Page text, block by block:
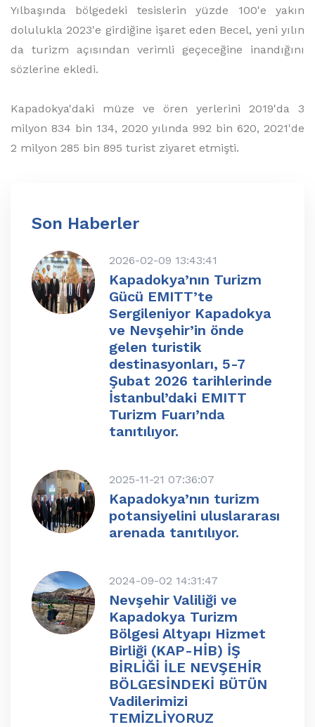
Yılbaşında bölgedeki tesislerin yüzde 100'e yakın
dolulukla 2023'e girdiğine işaret eden Becel, yeni yılın
da turizm açısından verimli geçeceğine inandığını
sözlerine ekledi.
Kapadokya'daki müze ve ören yerlerini 2019'da 3
milyon 834 bin 134, 2020 yılında 992 bin 620, 2021'de
2 milyon 285 bin 895 turist ziyaret etmişti.
Son Haberler
2026-02-09 13:43:41
Kapadokya’nın Turizm
Gücü EMITT’te
Sergileniyor Kapadokya
ve Nevşehir’in önde
gelen turistik
destinasyonları, 5-7
Şubat 2026 tarihlerinde
İstanbul’daki EMITT
Turizm Fuarı’nda
tanıtılıyor.
2025-11-21 07:36:07
Kapadokya’nın turizm
potansiyelini uluslararası
arenada tanıtılıyor.
2024-09-02 14:31:47
Nevşehir Valiliği ve
Kapadokya Turizm
Bölgesi Altyapı Hizmet
Birliği (KAP-HİB) İŞ
BİRLİĞİ İLE NEVŞEHİR
BÖLGESİNDEKİ BÜTÜN
Vadilerimizi
TEMİZLİYORUZ